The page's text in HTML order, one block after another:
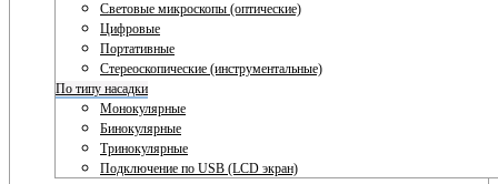
Световые микроскопы (оптические)
Цифровые
Портативные
Стереоскопические (инструментальные)
По типу насадки
Монокулярные
Бинокулярные
Тринокулярные
Подключение по USB (LCD экран)